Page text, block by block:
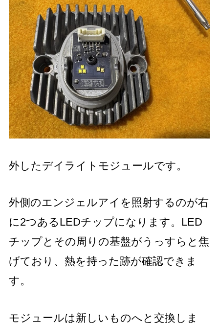
外したデイライトモジュールです。
外側のエンジェルアイを照射するのが右
に2つあるLEDチップになります。LED
チップとその周りの基盤がうっすらと焦
げており、熱を持った跡が確認できま
す。
モジュールは新しいものへと交換しま